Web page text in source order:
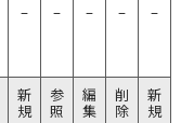
– – – – –
新
規
参
照
編
集
削
除
新
規